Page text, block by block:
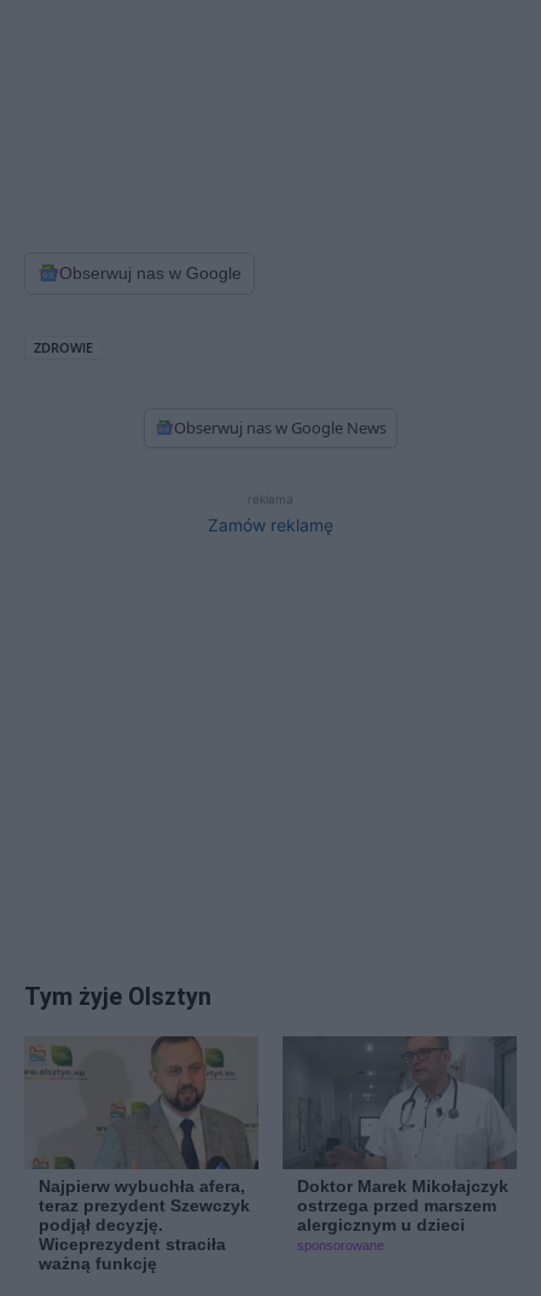
Obserwuj nas w Google
ZDROWIE
Obserwuj nas w Google News
reklama
Zamów reklamę
Tym żyje Olsztyn
Najpierw wybuchła afera,
teraz prezydent Szewczyk
podjął decyzję.
Wiceprezydent straciła
ważną funkcję
Doktor Marek Mikołajczyk
ostrzega przed marszem
alergicznym u dzieci
sponsorowane